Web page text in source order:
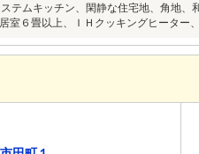
テムキッチン、閑静な住宅地、角地
室６畳以上、ＩＨクッキングヒーター